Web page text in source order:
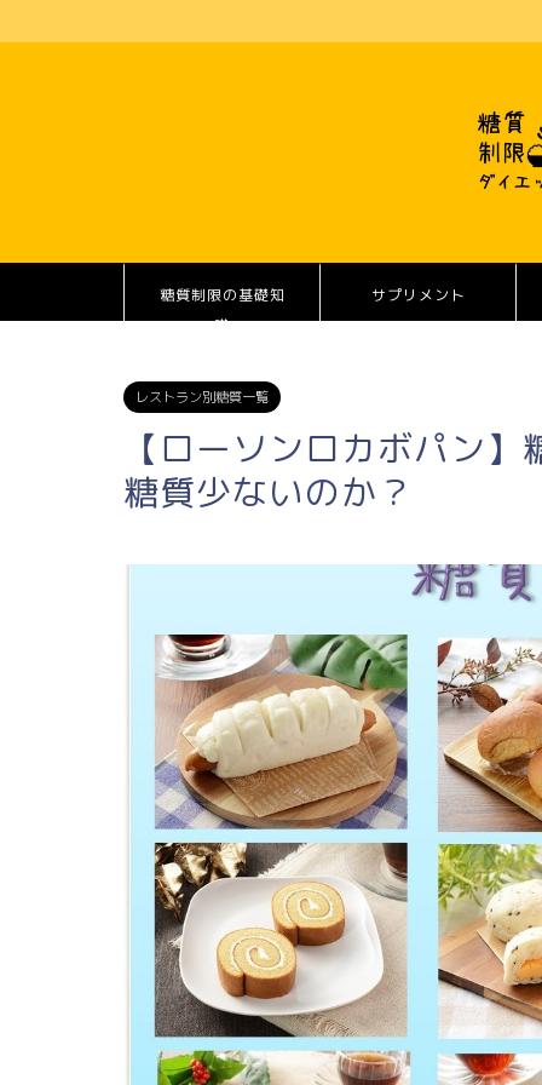
糖質制限の基礎知
識
サプリメント
レストラン別糖質一覧
【ローソンロカボパン
糖質少ないのか？